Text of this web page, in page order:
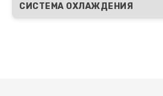
СИСТЕМА ОХЛАЖДЕНИЯ